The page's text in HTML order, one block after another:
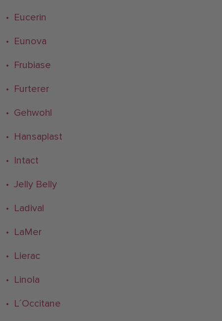
• Eucerin
• Eunova
• Frubiase
• Furterer
• Gehwohl
• Hansaplast
• Intact
• Jelly Belly
• Ladival
• LaMer
• Lierac
• Linola
• L´Occitane